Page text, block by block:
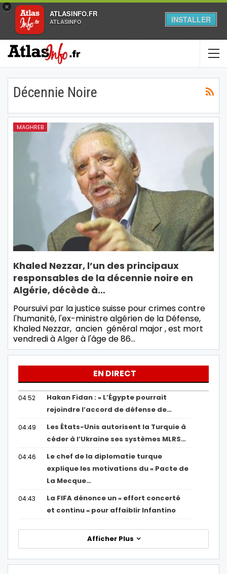
×
ATLASINFO.FR
ATLASINFO INSTALLER
Décennie Noire
MAGHREB
Khaled Nezzar, l’un des principaux
responsables de la décennie noire en
Algérie, décède à…
Poursuivi par la justice suisse pour crimes contre
l'humanité, l'ex-ministre algérien de la Défense,
Khaled Nezzar, ancien général major , est mort
vendredi à Alger à l'âge de 86…
EN DIRECT
04:52
Hakan Fidan : « L’Égypte pourrait
rejoindre l’accord de défense de…
04:49
Les États-Unis autorisent la Turquie à
céder à l’Ukraine ses systèmes MLRS…
04:46
Le chef de la diplomatie turque
explique les motivations du « Pacte de
La Mecque…
04:43
La FIFA dénonce un « effort concerté
et continu » pour affaiblir Infantino
Afficher Plus